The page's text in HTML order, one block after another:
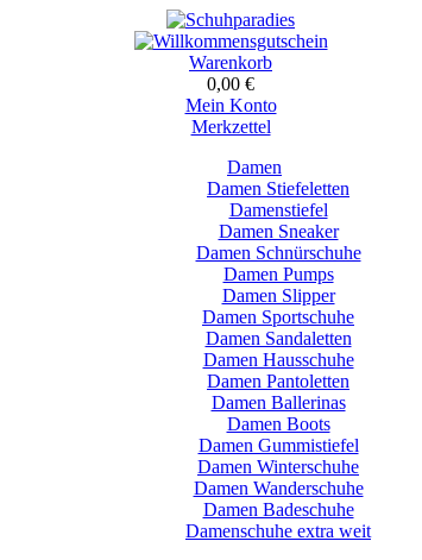
Warenkorb
0,00 €
Mein Konto
Merkzettel
Damen
Damen Stiefeletten
Damenstiefel
Damen Sneaker
Damen Schnürschuhe
Damen Pumps
Damen Slipper
Damen Sportschuhe
Damen Sandaletten
Damen Hausschuhe
Damen Pantoletten
Damen Ballerinas
Damen Boots
Damen Gummistiefel
Damen Winterschuhe
Damen Wanderschuhe
Damen Badeschuhe
Damenschuhe extra weit